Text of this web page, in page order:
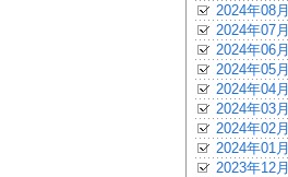
2024年08月
2024年07月
2024年06月
2024年05月
2024年04月
2024年03月
2024年02月
2024年01月
2023年12月